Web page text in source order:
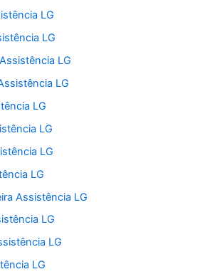
LG
LG
LG
LG
LG
LG
LG
LG
Assistência LG
LG
LG
LG